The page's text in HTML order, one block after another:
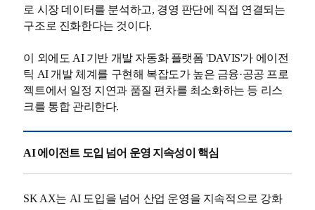
로 시장 데이터를 분석하고, 경영 판단에 직접 연결되는
구조로 진화한다는 것이다.
이 외에도 AI 기반 개발 자동화 플랫폼 'DAVIS'가 에이전
틱 AI 개발 체계를 구현해 복잡도가 높은 금융·공공 프로
젝트에서 일정 지연과 품질 편차를 최소화하는 등 리스
크를 통합 관리한다.
AI 에이전트 도입 넘어 운영 지속성이 핵심
SK AX는 AI 도입을 넘어 산업 운영을 지속적으로 강화